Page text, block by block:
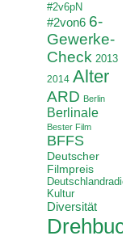
#2v6pN
#2von6 6-
Gewerke-
Check 2013
2014 Alter
ARD Berlin
Berlinale
Bester Film
BFFS
Deutscher
Filmpreis
Deutschlandradio
Kultur
Diversität
Drehbuch